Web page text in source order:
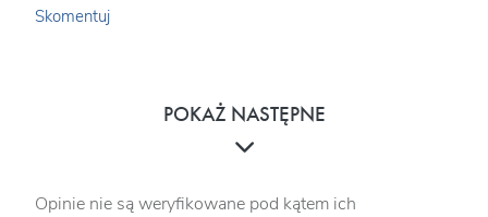
Skomentuj
POKAŻ NASTĘPNE
Opinie nie są weryfikowane pod kątem ich